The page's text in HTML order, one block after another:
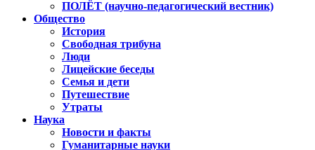
ПОЛЁТ (научно-педагогический вестник)
Общество
История
Свободная трибуна
Люди
Лицейские беседы
Семья и дети
Путешествие
Утраты
Наука
Новости и факты
Гуманитарные науки